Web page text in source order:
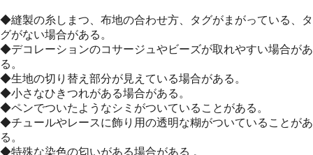
◆縫製の糸しまつ、布地の合わせ方、タグがまがっている、タ
グがない場合がある。
◆デコレーションのコサージュやビーズが取れやすい場合があ
る。
◆生地の切り替え部分が見えている場合がある。
◆小さなひきつれがある場合がある。
◆ペンでついたようなシミがついていることがある。
◆チュールやレースに飾り用の透明な糊がついていることがあ
る。
◆特殊な染色の匂いがある場合がある 。